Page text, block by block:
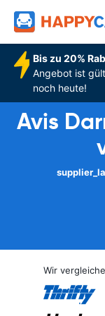
Bis zu 20%
Angebot ist
noch heute!
Avis
Wir